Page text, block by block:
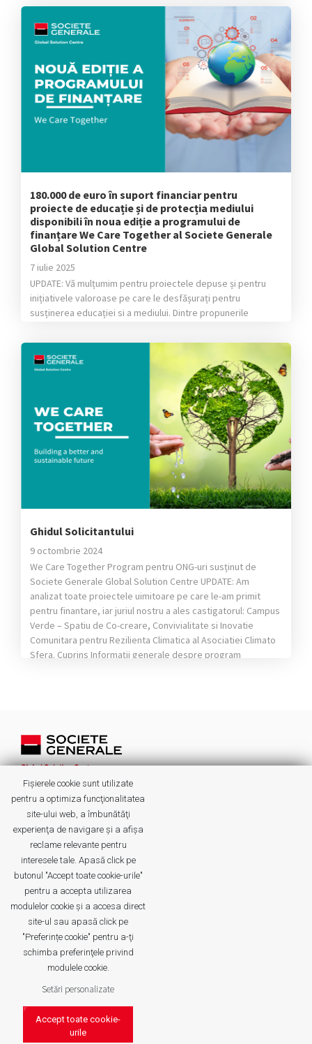
vulnerabile sa invete lucruri […]
180.000 de euro în suport financiar pentru
proiecte de educație și de protecția mediului
disponibili în noua ediție a programului de
finanțare We Care Together al Societe Generale
Global Solution Centre
7 iulie 2025
UPDATE: Vă mulțumim pentru proiectele depuse și pentru
inițiativele valoroase pe care le desfășurați pentru
susținerea educației si a mediului. Dintre propunerile
următorii câștigători: Pentru educație: proiectul câștigător
este „Centrul de accesibilizare a manualelor STEM pentru
nevăzători” al Fundației „Cartea Călătoare” Pentru mediu:
Ghidul Solicitantului
9 octombrie 2024
We Care Together Program pentru ONG-uri susținut de
Societe Generale Global Solution Centre UPDATE: Am
analizat toate proiectele uimitoare pe care le-am primit
pentru finantare, iar juriul nostru a ales castigatorul: Campus
Verde – Spatiu de Co-creare, Convivialitate si Inovatie
Comunitara pentru Rezilienta Climatica al Asociatiei Climato
Sfera. Cuprins Informații generale despre program
Informatii
Despre noi
Servicii
Cultura
Angajamente
Evenimente
si
Oportunitati
Cariera
Evenimente
Noutati
© 2026 SG GSC. Acest site este proprietatea SG GSC. Toate drepturile rezervate.
Politică de confidențialitate
CCTV privacy policy
Fișierele cookie sunt utilizate
pentru a optimiza funcţionalitatea
site-ului web, a îmbunătăţi
experienţa de navigare şi a afişa
reclame relevante pentru
interesele tale. Apasă click pe
butonul "Accept toate cookie-urile"
pentru a accepta utilizarea
modulelor cookie şi a accesa direct
site-ul sau apasă click pe
"Preferințe cookie" pentru a-ţi
schimba preferinţele privind
modulele cookie.
Setări personalizate
Accept toate cookie-
urile